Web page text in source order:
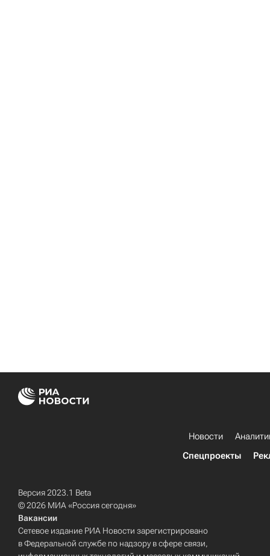
Новости
Спецпроекты
Версия 2023.1 Beta
© 2026 МИА «Россия сегодня»
Вакансии
Сетевое издание РИА Новости зарегистрировано
в Федеральной службе по надзору в сфере связи,